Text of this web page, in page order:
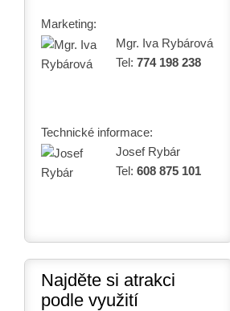
Marketing:
Mgr. Iva Rybárová
Tel: 774 198 238
Technické informace:
Josef Rybár
Tel: 608 875 101
Najděte si atrakci
podle využití